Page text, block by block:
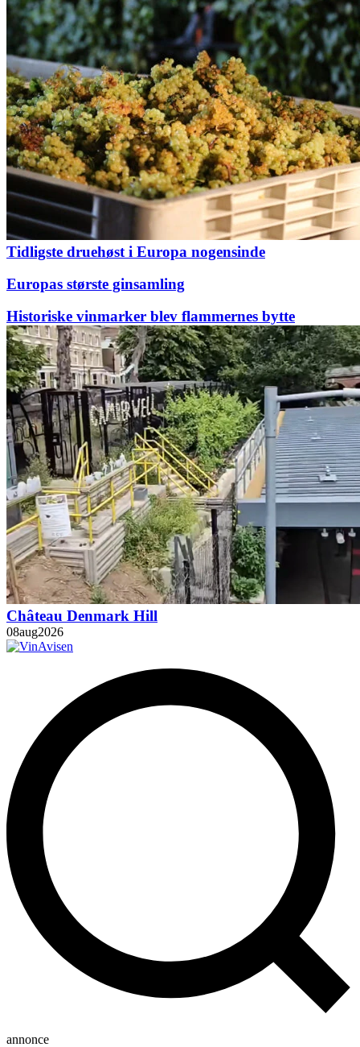
Tidligste druehøst i Europa nogensinde
Europas største ginsamling
Historiske vinmarker blev flammernes bytte
Château Denmark Hill
08aug2026
annonce